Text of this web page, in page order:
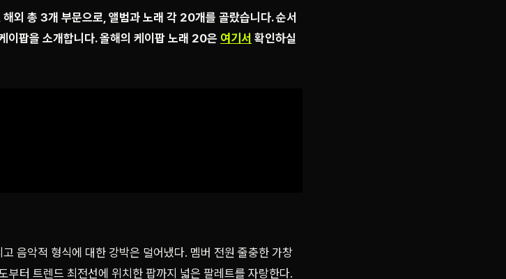
외 총 3개 부문으로, 앨범과 노래 각 20개를 골랐습니다. 순서
팝을 소개합니다. 올해의 케이팝 노래 20은 여기서 확인하실
음악적 형식에 대한 강박은 덜어냈다. 멤버 전원 줄충한 가창
부터 트렌드 최전선에 위치한 팝까지 넓은 팔레트를 자랑한다.